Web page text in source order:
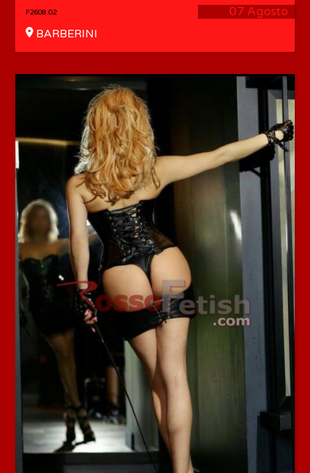
07 Agosto
F2608.02
BARBERINI